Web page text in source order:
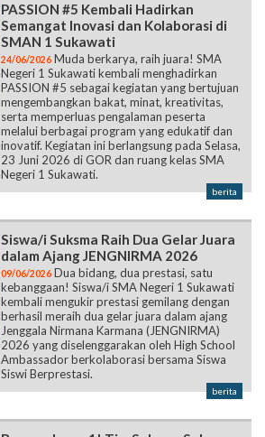
PASSION #5 Kembali Hadirkan
Semangat Inovasi dan Kolaborasi di
SMAN 1 Sukawati
24/06/2026 Muda berkarya, raih juara! SMA
Negeri 1 Sukawati kembali menghadirkan
PASSION #5 sebagai kegiatan yang bertujuan
mengembangkan bakat, minat, kreativitas,
serta memperluas pengalaman peserta
melalui berbagai program yang edukatif dan
inovatif. Kegiatan ini berlangsung pada Selasa,
23 Juni 2026 di GOR dan ruang kelas SMA
Negeri 1 Sukawati.
berita
Siswa/i Suksma Raih Dua Gelar Juara
dalam Ajang JENGNIRMA 2026
09/06/2026 Dua bidang, dua prestasi, satu
kebanggaan! Siswa/i SMA Negeri 1 Sukawati
kembali mengukir prestasi gemilang dengan
berhasil meraih dua gelar juara dalam ajang
Jenggala Nirmana Karmana (JENGNIRMA)
2026 yang diselenggarakan oleh High School
Ambassador berkolaborasi bersama Siswa
Siswi Berprestasi.
berita